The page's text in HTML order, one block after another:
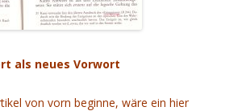
als neues Vorwort
von vorn beginne, wäre ein hier